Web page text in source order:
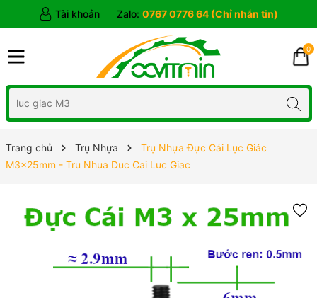
Tài khoản Zalo: 0767 0776 64 (Chỉ nhắn tin)
0
Trang chủ Trụ Nhựa
Trụ Nhựa Đực Cái Lục Giác
M3x25mm - Tru Nhua Duc Cai Luc Giac